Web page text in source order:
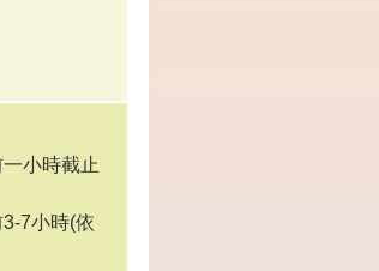
小時截止
7小時(依